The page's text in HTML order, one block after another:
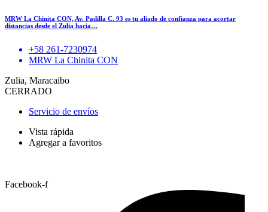
MRW La Chinita CON, Av. Padilla C. 93 es tu aliado de confianza para acortar
distancias desde el Zulia hacia…
+58 261-7230974
MRW La Chinita CON
Zulia, Maracaibo
CERRADO
Servicio de envíos
Vista rápida
Agregar a favoritos
Facebook-f